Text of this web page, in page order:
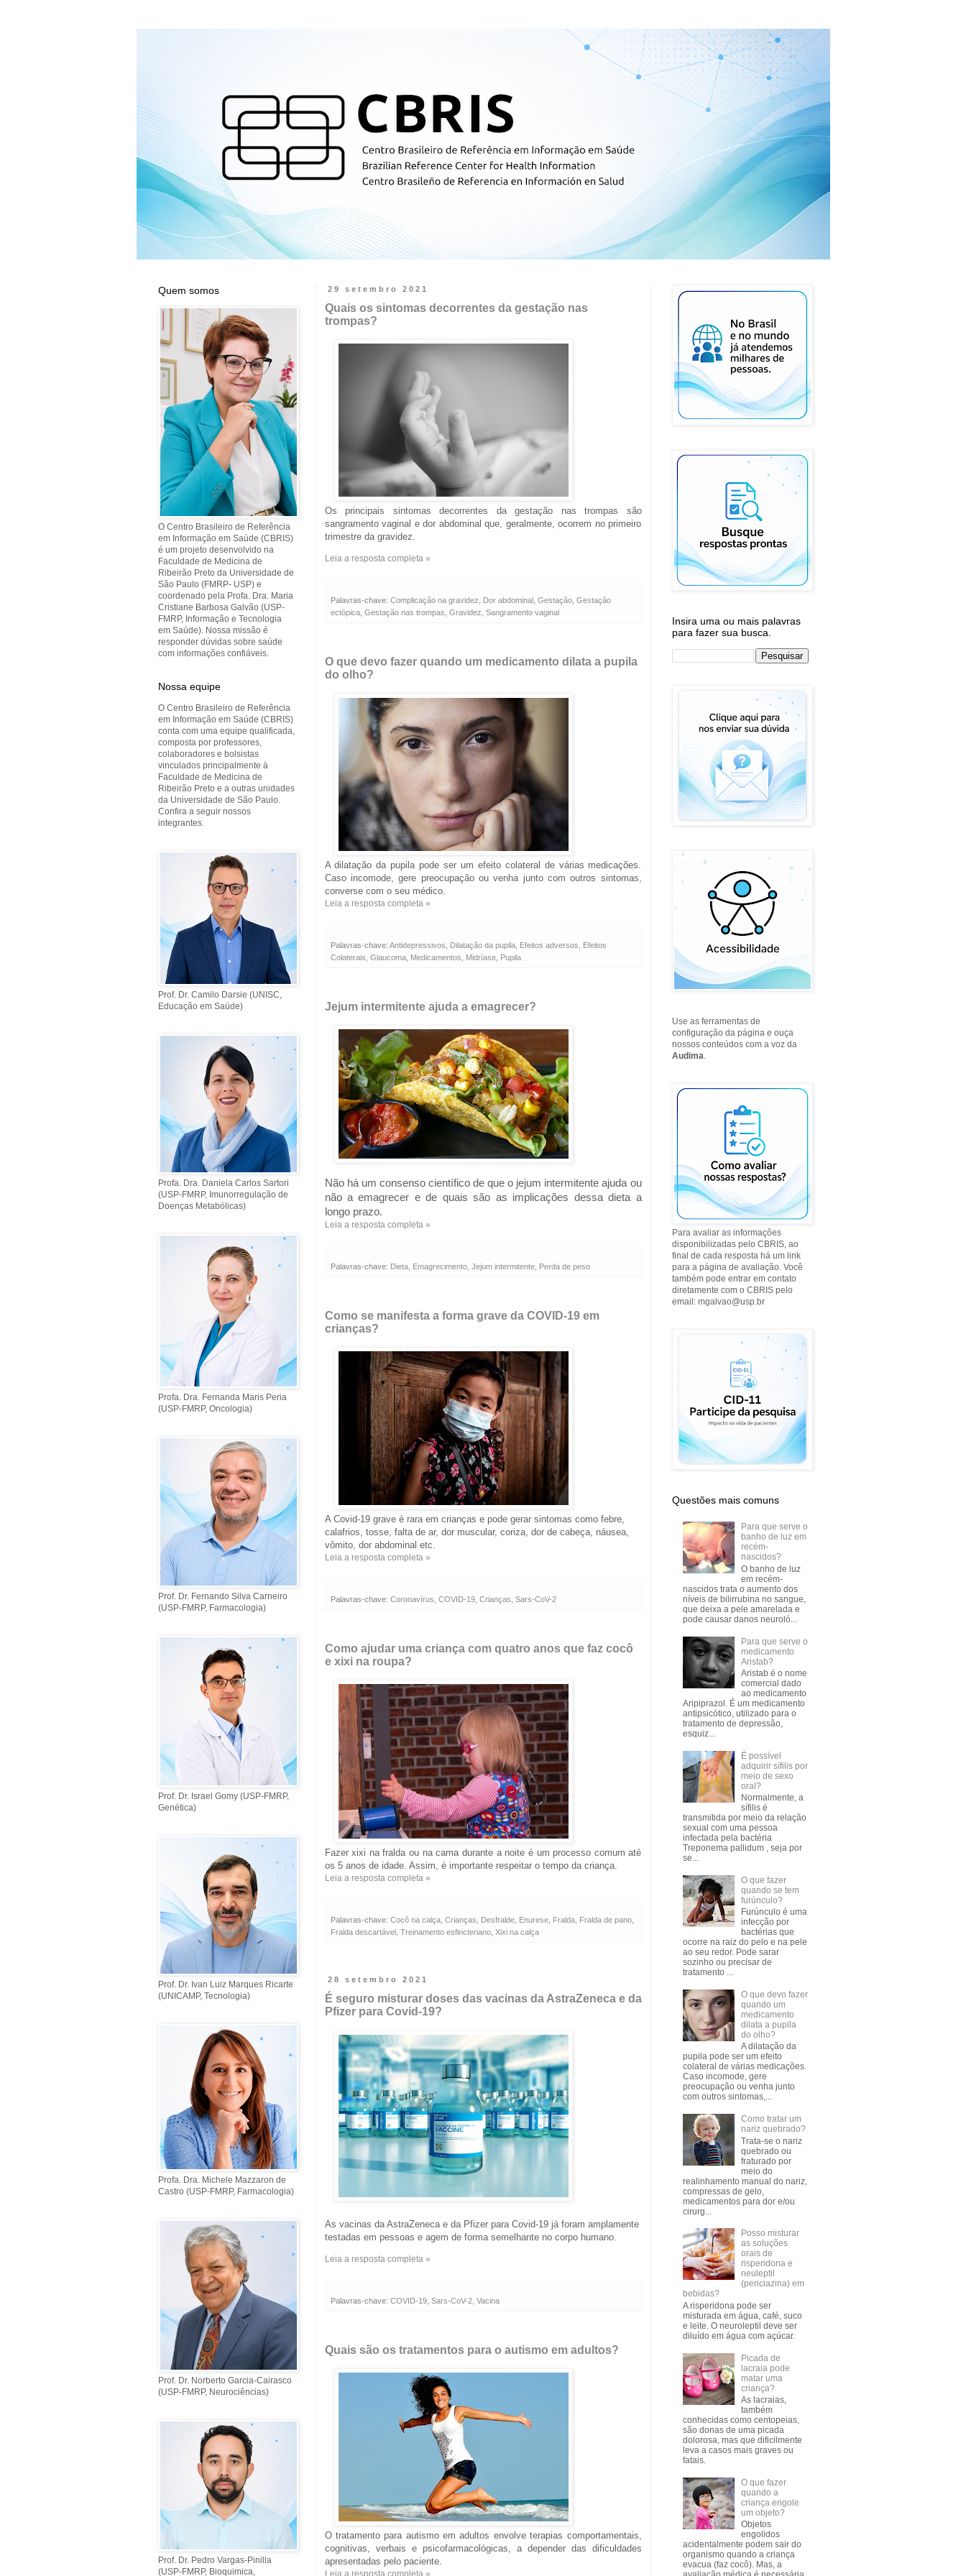
29 setembro 2021
Quais os sintomas decorrentes da gestação nas
trompas?
Os principais sintomas decorrentes da gestação nas trompas são
sangramento vaginal e dor abdominal que, geralmente, ocorrem no primeiro
trimestre da gravidez.
Leia a resposta completa »
Palavras-chave: Complicação na gravidez Dor abdominal Gestação, Gestação
ectópica, Gestação nas trompas Gravidez Sangramento vaginal
O que devo fazer quando um medicamento dilata a pupila
do olho?
A dilatação da pupila pode ser um efeito colateral de várias medicações.
Caso incomode, gere preocupação ou venha junto com outros sintomas,
converse com o seu médico.
Leia a resposta completa »
Palavras-chave: Antidepressivos Dilatação da pupila, Efeitos adversos
Efeitos
Colaterais Glaucoma, Medicamentos Midríase, Pupila
Jejum intermitente ajuda a emagrecer?
Não há um consenso científico de que o jejum intermitente ajuda ou
não a emagrecer e de quais são as implicações dessa dieta a
longo prazo.
Leia a resposta completa »
Palavras-chave: Dieta, Emagrecimento, Jejum intermitente, Perda de peso
Como se manifesta a forma grave da COVID-19 em
crianças?
A Covid-19 grave é rara em crianças e pode gerar sintomas como febre,
calafrios, tosse, falta de ar, dor muscular, coriza, dor de cabeça, náusea,
vômito, dor abdominal etc.
Leia a resposta completa »
Palavras-chave: Coronavírus COVID-19, Crianças Sars-CoV-2
Como ajudar uma criança com quatro anos que faz cocô
e xixi na roupa?
Fazer xixi na fralda ou na cama durante a noite é um processo comum até
os 5 anos de idade. Assim, é importante respeitar o tempo da criança.
Leia a resposta completa »
Palavras-chave: Cocô na calça, Crianças Desfralde, Enurese, Fralda, Fralda de pano,
Fralda descartável
Treinamento esfincteriano, Xixi na calça
28 setembro 2021
É seguro misturar doses das vacinas da AstraZeneca e da
Pfizer para Covid-19?
As vacinas da AstraZeneca e da Pfizer para Covid-19 já foram amplamente
testadas em pessoas e agem de forma semelhante no corpo humano.
Leia a resposta completa »
Palavras-chave: COVID-19, Sars-CoV-2, Vacina
Quais são os tratamentos para o autismo em adultos?
O tratamento para autismo em adultos envolve terapias comportamentais,
cognitivas, verbais e psicofarmacológicas, a depender das dificuldades
apresentadas pelo paciente.
Leia a resposta completa »
Quem somos
O Centro Brasileiro de Referência
em Informação em Saúde (CBRIS)
é um projeto desenvolvido na
Faculdade de Medicina de
Ribeirão Preto da Universidade de
São Paulo (FMRP- USP) e
coordenado pela Profa. Dra. Maria
Cristiane Barbosa Galvão (USP-
FMRP, Informação e Tecnologia
em Saúde). Nossa missão é
responder dúvidas sobre saúde
com informações confiáveis.
Nossa equipe
O Centro Brasileiro de Referência
em Informação em Saúde (CBRIS)
conta com uma equipe qualificada,
composta por professores,
colaboradores e bolsistas
vinculados principalmente à
Faculdade de Medicina de
Ribeirão Preto e a outras unidades
da Universidade de São Paulo.
Confira a seguir nossos
integrantes.
Prof. Dr. Camilo Darsie (UNISC,
Educação em Saúde)
Profa. Dra. Daniela Carlos Sartori
(USP-FMRP, Imunorregulação de
Doenças Metabólicas)
Profa. Dra. Fernanda Maris Peria
(USP-FMRP, Oncologia)
Prof. Dr. Fernando Silva Carneiro
(USP-FMRP, Farmacologia)
Prof. Dr. Israel Gomy (USP-FMRP,
Genética)
Prof. Dr. Ivan Luiz Marques Ricarte
(UNICAMP, Tecnologia)
Profa. Dra. Michele Mazzaron de
Castro (USP-FMRP, Farmacologia)
Prof. Dr. Norberto Garcia-Cairasco
(USP-FMRP, Neurociências)
Prof. Dr. Pedro Vargas-Pinilla
(USP-FMRP, Bioquimica,
Insira uma ou mais palavras
para fazer sua busca.
Use as ferramentas de
configuração da página e ouça
nossos conteúdos com a voz da
Audima.
Para avaliar as informações
disponibilizadas pelo CBRIS, ao
final de cada resposta há um link
para a página de avaliação. Você
também pode entrar em contato
diretamente com o CBRIS pelo
email: mgalvao@usp.br
Questões mais comuns
Para que serve o
banho de luz em
recém-
nascidos?
O banho de luz
em recém-
nascidos trata o aumento dos
níveis de bilirrubina no sangue,
que deixa a pele amarelada e
pode causar danos neuroló...
Para que serve o
medicamento
Aristab?
Aristab é o nome
comercial dado
ao medicamento
Aripiprazol. É um medicamento
antipsicótico, utilizado para o
tratamento de depressão,
esquiz...
É possível
adquirir sífilis por
meio de sexo
oral?
Normalmente, a
sífilis é
transmitida por meio da relação
sexual com uma pessoa
infectada pela bactéria
Treponema pallidum , seja por
se...
O que fazer
quando se tem
furúnculo?
Furúnculo é uma
infecção por
bactérias que
ocorre na raiz do pelo e na pele
ao seu redor. Pode sarar
sozinho ou precisar de
tratamento ...
O que devo fazer
quando um
medicamento
dilata a pupila
do olho?
A dilatação da
pupila pode ser um efeito
colateral de várias medicações.
Caso incomode, gere
preocupação ou venha junto
com outros sintomas,...
Como tratar um
nariz quebrado?
Trata-se o nariz
quebrado ou
fraturado por
meio do
realinhamento manual do nariz,
compressas de gelo,
medicamentos para dor e/ou
cirurg...
Posso misturar
as soluções
orais de
risperidona e
neuleptil
(periciazina) em
bebidas?
A risperidona pode ser
misturada em água, café, suco
e leite. O neuroleptil deve ser
diluído em água com açúcar.
Picada de
lacraia pode
matar uma
criança?
As lacraias,
também
conhecidas como centopeias,
são donas de uma picada
dolorosa, mas que dificilmente
leva a casos mais graves ou
fatais.
O que fazer
quando a
criança engole
um objeto?
Objetos
engolidos
acidentalmente podem sair do
organismo quando a criança
evacua (faz cocô). Mas, a